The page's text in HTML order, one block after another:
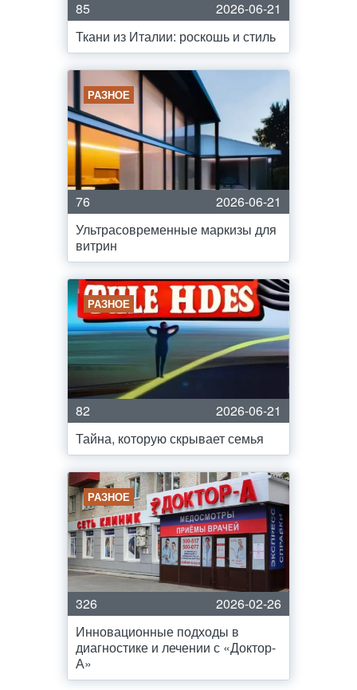
85
2026-06-21
Ткани из Италии: роскошь и стиль
РАЗНОЕ
76
2026-06-21
Ультрасовременные маркизы для
витрин
РАЗНОЕ
82
2026-06-21
Тайна, которую скрывает семья
РАЗНОЕ
326
2026-02-26
Инновационные подходы в
диагностике и лечении с «Доктор-
А»